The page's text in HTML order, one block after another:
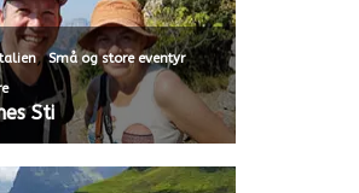
,Små og store eventyr,
Sti